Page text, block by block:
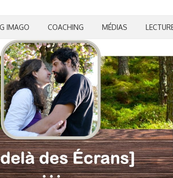
IMAGO COACHING MÉDIAS